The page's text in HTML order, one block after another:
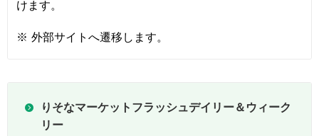
けます。
※ 外部サイトへ遷移します。
りそなマーケットフラッシュデイリー＆ウィーク
リー